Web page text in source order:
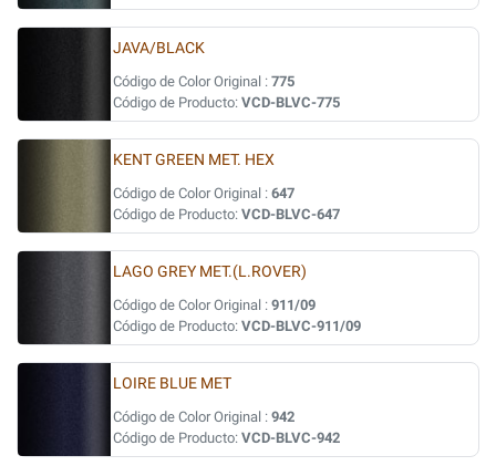
JAVA/BLACK
Código de Color Original : 775
Código de Producto: VCD-BLVC-775
KENT GREEN MET. HEX
Código de Color Original : 647
Código de Producto: VCD-BLVC-647
LAGO GREY MET.(L.ROVER)
Código de Color Original : 911/09
Código de Producto: VCD-BLVC-911/09
LOIRE BLUE MET
Código de Color Original : 942
Código de Producto: VCD-BLVC-942